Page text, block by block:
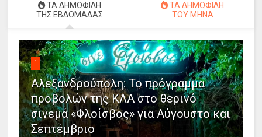
ΤΑ ΔΗΜΟΦΙΛΗ
ΤΗΣ ΕΒΔΟΜΑΔΑΣ
ΤΑ ΔΗΜΟΦΙΛΗ
ΤΟΥ ΜΗΝΑ
1
Αλεξανδρούπολη: Το πρόγραμμα
προβολών της ΚΛΑ στο θερινό
σινεμά «Φλοίσβος» για Αύγουστο και
Σεπτέμβριο